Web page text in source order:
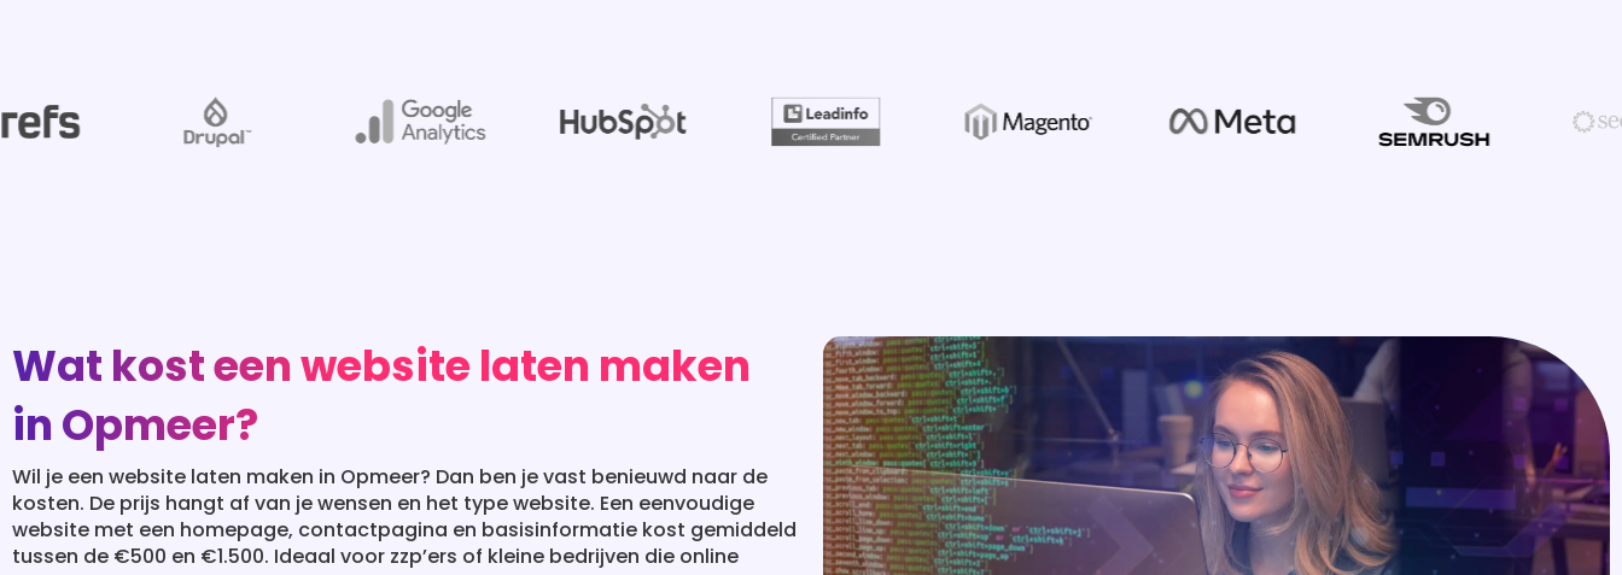
Wat kost een website laten maken
in Opmeer?
Wil je een website laten maken in Opmeer? Dan ben je vast benieuwd naar de
kosten. De prijs hangt af van je wensen en het type website. Een eenvoudige
website met een homepage, contactpagina en basisinformatie kost gemiddeld
tussen de €500 en €1.500. Ideaal voor zzp’ers of kleine bedrijven die online